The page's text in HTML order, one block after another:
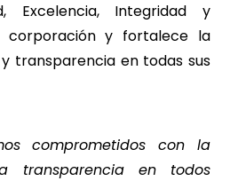
Excelencia, Integridad y
corporación y fortalece la
transparencia en todas sus
comprometidos con la
transparencia en todos